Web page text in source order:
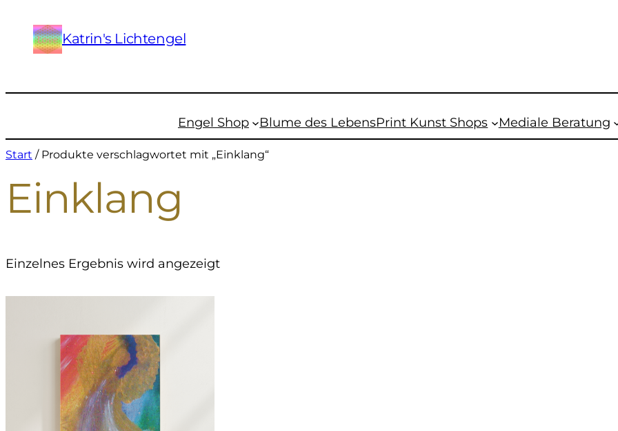
Katrin's Lichtengel
Engel Shop Blume des LebensPrint Kunst Shops Mediale Beratung
Start / Produkte verschlagwortet mit „Einklang“
Einklang
Einzelnes Ergebnis wird angezeigt